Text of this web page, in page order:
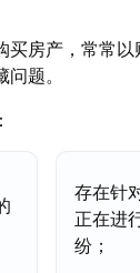
买房产，常常
题。
存在针
正在进
纷；